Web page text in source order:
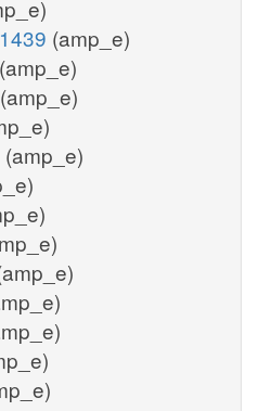
(amp_e)
(amp_e)
(amp_e)
(amp_e)